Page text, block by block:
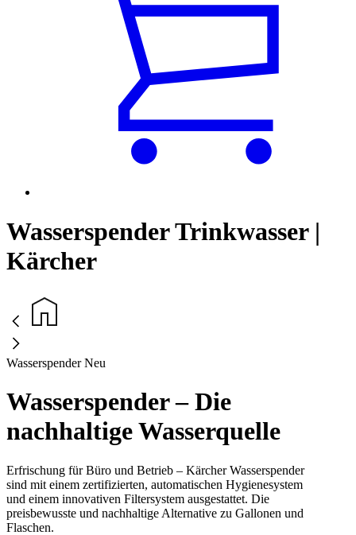
Wasserspender Trinkwasser |
Kärcher
Wasserspender Neu
Wasserspender – Die
nachhaltige Wasserquelle
Erfrischung für Büro und Betrieb – Kärcher Wasserspender
sind mit einem zertifizierten, automatischen Hygienesystem
und einem innovativen Filtersystem ausgestattet. Die
preisbewusste und nachhaltige Alternative zu Gallonen und
Flaschen.